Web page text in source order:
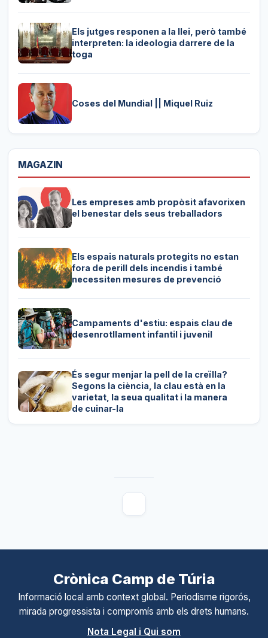
Els jutges responen a la llei, però també
interpreten: la ideologia darrere de la
toga
Coses del Mundial || Miquel Ruiz
MAGAZIN
Les empreses amb propòsit afavorixen
el benestar dels seus treballadors
Els espais naturals protegits no estan
fora de perill dels incendis i també
necessiten mesures de prevenció
Campaments d'estiu: espais clau de
desenrotllament infantil i juvenil
És segur menjar la pell de la creïlla?
Segons la ciència, la clau està en la
varietat, la seua qualitat i la manera
de cuinar-la
Crònica Camp de Túria
Informació local amb context global. Periodisme rigorós,
mirada progressista i compromís amb els drets humans.
Nota Legal i Qui som